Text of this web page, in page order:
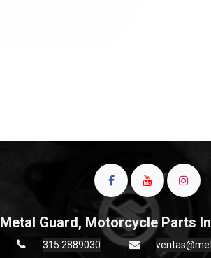
Metal Guard, Motorcycle Parts
315 2889030